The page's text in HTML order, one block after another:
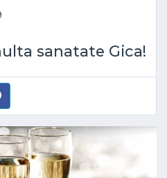
sanatate Gica!